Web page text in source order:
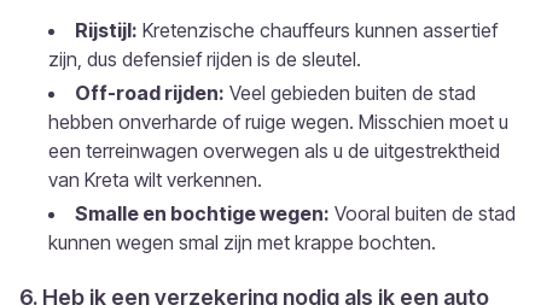
Rijstijl: Kretenzische chauffeurs kunnen assertief
zijn, dus defensief rijden is de sleutel.
Off-road rijden: Veel gebieden buiten de stad
hebben onverharde of ruige wegen. Misschien moet u
een terreinwagen overwegen als u de uitgestrektheid
van Kreta wilt verkennen.
Smalle en bochtige wegen: Vooral buiten de stad
kunnen wegen smal zijn met krappe bochten.
6. Heb ik een verzekering nodig als ik een auto